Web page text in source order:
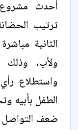
أحدث مشروع
ترتيب
الثانية
ولأب، وذلك
واستطلاع
الطفل بأبيه
ضعف التواصل